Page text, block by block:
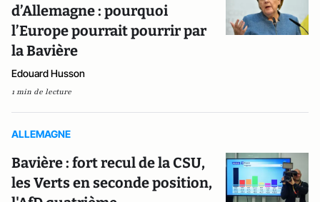
d’Allemagne : pourquoi
l’Europe pourrait pourrir par
la Bavière
Edouard Husson
1 min de lecture
ALLEMAGNE
Bavière : fort recul de la CSU,
les Verts en seconde position,